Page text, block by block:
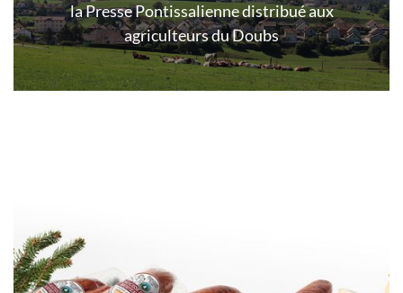
la Presse Pontissalienne distribué aux
agriculteurs du Doubs